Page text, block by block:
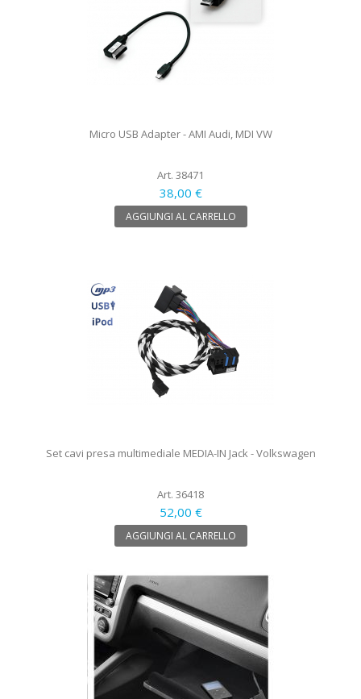
Micro USB Adapter - AMI Audi, MDI VW
Art. 38471
38,00 €
AGGIUNGI AL CARRELLO
Set cavi presa multimediale MEDIA-IN Jack - Volkswagen
Art. 36418
52,00 €
AGGIUNGI AL CARRELLO